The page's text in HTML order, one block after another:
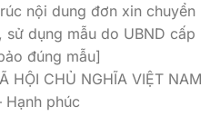
nội dung đơn xin chuyển
dụng mẫu do UBND cấp
đúng mẫu]
HỘI CHỦ NGHĨA VIỆT NAM
phúc